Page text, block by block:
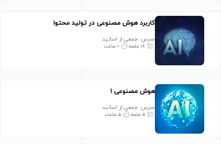
کاربرد هوش مصنوعی در تولید محتوا
مدرس: جمعی از اساتید
۱۸ جلسه ۱ ساعت
هوش مصنوعی ۱
مدرس: جمعی از اساتید
۵ جلسه ۵ ساعت